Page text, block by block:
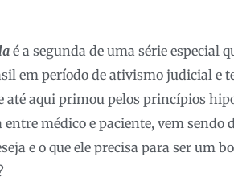
é a segunda de uma série especial
em período de ativismo judicial e
até aqui primou pelos princípios
médico e paciente, vem sendo
e o que ele precisa para ser um